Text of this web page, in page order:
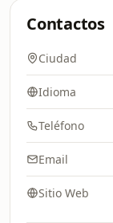
Contactos
Ciudad
Idioma
Teléfono
Email
Sitio Web